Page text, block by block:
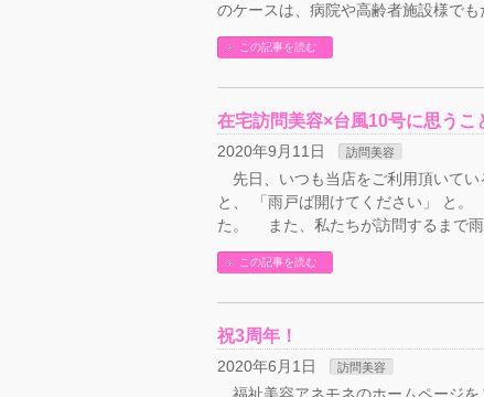
のケースは、病院や高齢者施設様でも
この記事を読む
在宅訪問美容×台風10号に思うこ
2020年9月11日 訪問美容
先日、いつも当店をご利用頂いて
と、 「雨戸ば開けてください」 と
た。 また、私たちが訪問するまで
この記事を読む
祝3周年！
2020年6月1日 訪問美容